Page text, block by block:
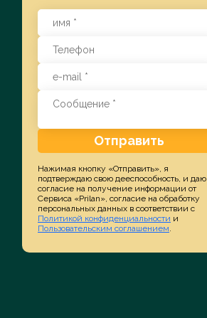
Отправить
Нажимая кнопку «Отправить», я
подтверждаю свою дееспособность, и даю
согласие на получение информации от
Сервиса «Prilan», согласие на обработку
персональных данных в соответствии с
Политикой конфиденциальности и
Пользовательским соглашением.